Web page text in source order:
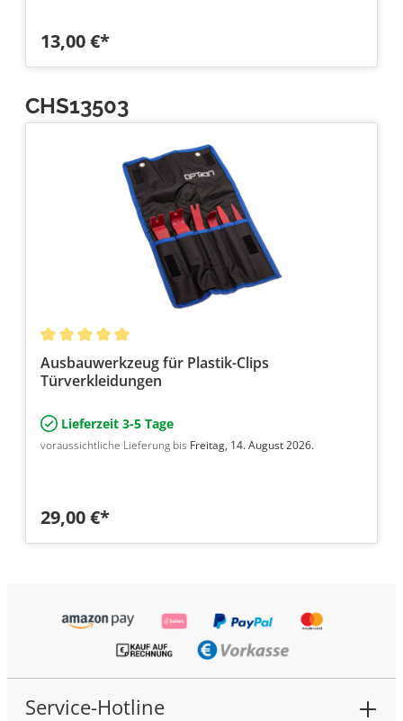
13,00 €*
CHS13503
Ausbauwerkzeug für Plastik-Clips
Türverkleidungen
Lieferzeit 3-5 Tage
voraussichtliche Lieferung bis Freitag, 14. August 2026.
29,00 €*
Service-Hotline